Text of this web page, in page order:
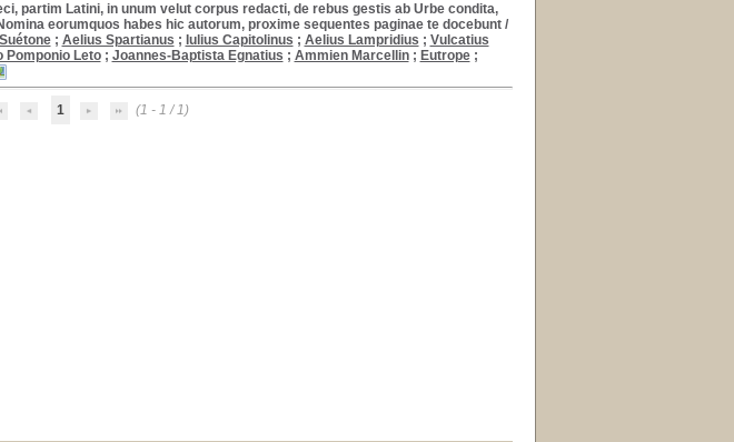
partim Latini, in unum velut corpus redacti, de rebus gestis ab Urbe condita,
eorumquos habes hic autorum, proxime sequentes paginae te docebunt/
Suétone; Aelius Spartianus ; Iulius Capitolinus ; Aelius Lampridius ; Vulcatius
Pomponio Leto; Joannes-Baptista Egnatius ; Ammien Marcellin; Eutrope;
1 (1 - 1 / 1)